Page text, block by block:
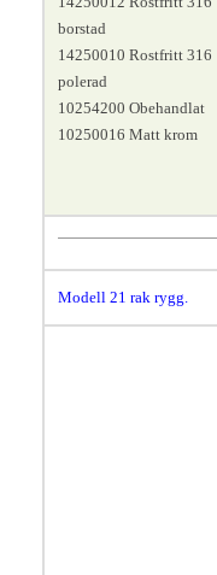
borstad
14250010 Rostfritt 316
polerad
10254200 Obehandlat
10250016 Matt krom
Modell 21 rak rygg.